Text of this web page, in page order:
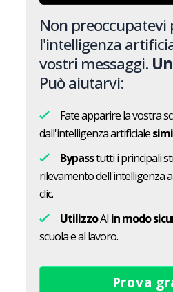
Non preoccupatevi
l'intelligenza
vostri messaggi.
Può aiutarvi:
Fate apparire la vostra
dall'intelligenza artificiale
Bypasstutti i principali
rilevamento dell'intelligenza
clic.
UtilizzoAI in modo
scuola e al lavoro.
Prova